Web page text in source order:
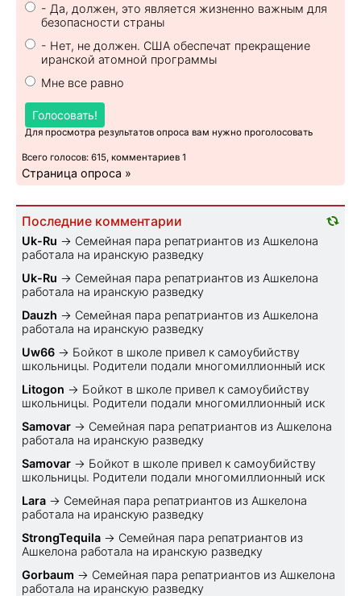
- Да, должен, это является жизненно важным для
безопасности страны
- Нет, не должен. США обеспечат прекращение
иранской атомной программы
Мне все равно
Голосовать!
Для просмотра результатов опроса вам нужно проголосовать
Всего голосов: 615, комментариев 1
Страница опроса »
Последние комментарии
Uk-Ru → Семейная пара репатриантов из Ашкелона
работала на иранскую разведку
Uk-Ru → Семейная пара репатриантов из Ашкелона
работала на иранскую разведку
Dauzh → Семейная пара репатриантов из Ашкелона
работала на иранскую разведку
Uw66 → Бойкот в школе привел к самоубийству
школьницы. Родители подали многомиллионный иск
Litogon → Бойкот в школе привел к самоубийству
школьницы. Родители подали многомиллионный иск
Samovar → Семейная пара репатриантов из Ашкелона
работала на иранскую разведку
Samovar → Бойкот в школе привел к самоубийству
школьницы. Родители подали многомиллионный иск
Lara → Семейная пара репатриантов из Ашкелона
работала на иранскую разведку
StrongTequila → Семейная пара репатриантов из
Ашкелона работала на иранскую разведку
Gorbaum → Семейная пара репатриантов из Ашкелона
работала на иранскую разведку